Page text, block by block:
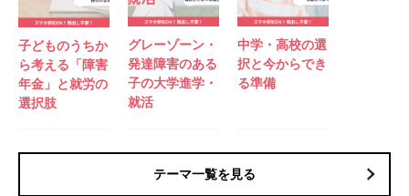
子どものうちか
ら考える「障害
年金」と就労の
選択肢
グレーゾーン・
発達障害のある
子の大学進学・
就活
中学・高校の選
択と今からでき
る準備
テーマ一覧を見る